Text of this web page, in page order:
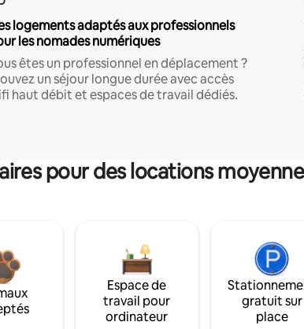
logements adaptés aux professionnels
les nomades numériques
êtes un professionnel en déplacement ?
un séjour longue durée avec accès
haut débit et espaces de travail dédiés.
pour des locations
Espace de
travail pour
ordinateur
gratuit sur
place